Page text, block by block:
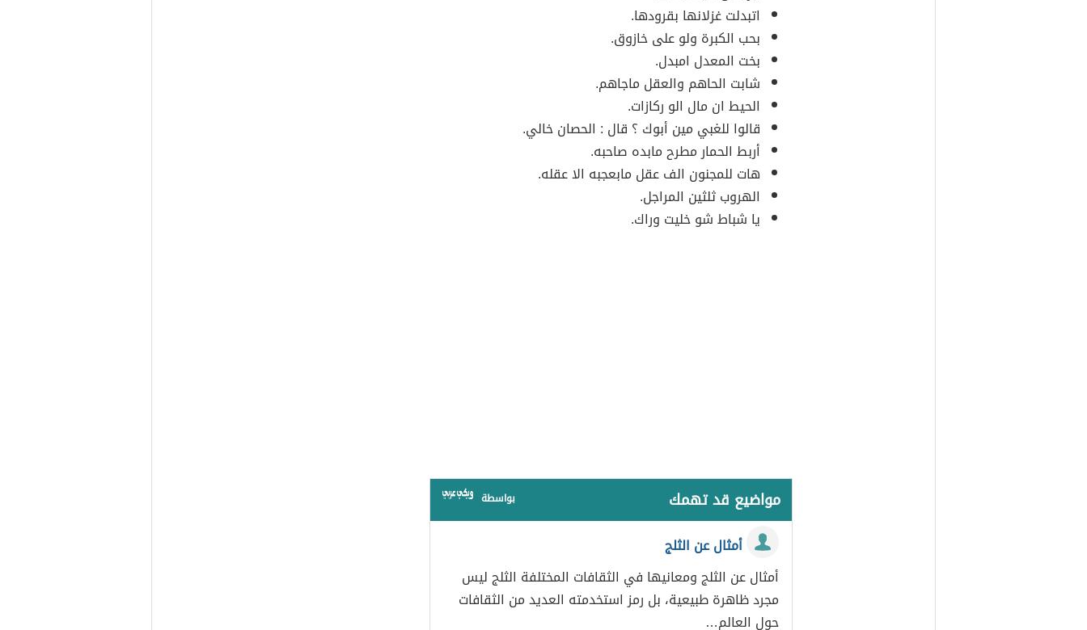
اتبدلت غزلانها بقرودها.
بحب الكبرة ولو على خازوق.
بخت المعدل امبدل.
شابت الحاهم والعقل ماجاهم.
الحيط ان مال الو ركازات.
قالوا للغبي مين أبوك ؟ قال : الحصان خالي.
أربط الحمار مطرح مابده صاحبه.
هات للمجنون الف عقل مابعجبه الا عقله.
الهروب ثلثين المراجل.
يا شباط شو خليت وراك.
مواضيع قد تهمك بواسطة
أمثال عن الثلج
أمثال عن الثلج ومعانيها في الثقافات المختلفة الثلج ليس
مجرد ظاهرة طبيعية، بل رمز استخدمته العديد من الثقافات
حول العالم…